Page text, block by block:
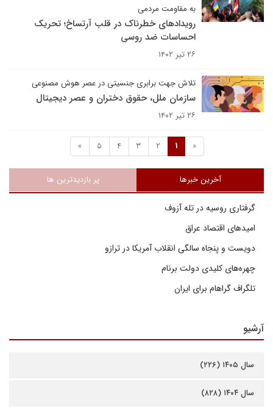
به مقاومت مردمی
رویدادهای خطرناک در قلب آرتساخ؛ تحریک
احساسات ضد روسی
۲۶ تیر ۱۴۰۲
تلاش جهت برابری جنسیتی در عصر هوش مصنوعی
سازمان ملل، حقوق دختران و عصر دیجیتال
۲۶ تیر ۱۴۰۲
«
1
2
3
4
5
»
آخرین خبرها پر بازدیدترین ها
گرفتاری روسیه در تله آزوف
امیدهای اقتصاد عراق
دویست و پنجاه سالگی انقلاب آمریکا در ترازو
چهره‌های کلیدی دولت برنام
تلگراف گراهام برای ایران
آرشیو
سال ۱۴۰۵ (۲۲۶)
سال ۱۴۰۴ (۸۲۸)